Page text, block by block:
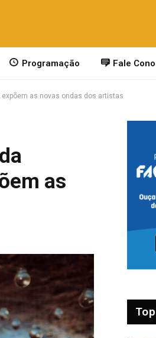
Programação Fale
as novas ondas dos artistas
as